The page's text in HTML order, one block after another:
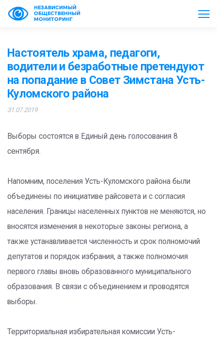
НЕЗАВИСИМЫЙ
ОБЩЕСТВЕННЫЙ
МОНИТОРИНГ
Настоятель храма, педагоги,
водители и безработные претендуют
на попадание в Совет Зимстана Усть-
Куломского района
31.07.2019
Выборы состоятся в Единый день голосования 8
сентября.
Напомним, поселения Усть-Куломского района были
объединены по инициативе райсовета и с согласия
населения. Границы населенных пунктов не меняются, но
вносятся изменения в некоторые законы региона, а
также устанавливается численность и срок полномочий
депутатов и порядок избрания, а также полномочия
первого главы вновь образованного муниципального
образования. В связи с объединением и проводятся
выборы.
Территориальная избирательная комиссии Усть-